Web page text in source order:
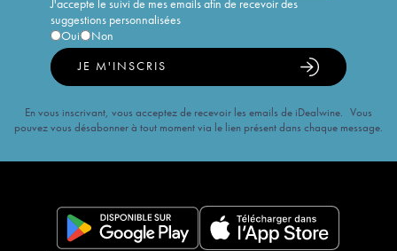
J'accepte le suivi de mes emails afin de recevoir des
suggestions personnalisées
Oui
Non
JE M'INSCRIS
En vous inscrivant, vous acceptez de recevoir les emails de iDealwine. Vous
pouvez vous désabonner à tout moment via le lien présent dans chaque message.